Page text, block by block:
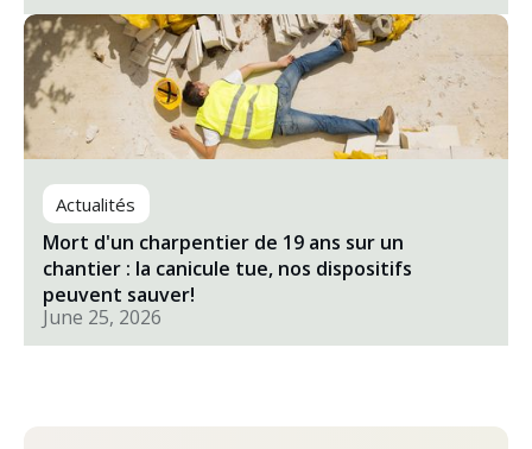
Actualités
Mort d'un charpentier de 19 ans sur un
chantier : la canicule tue, nos dispositifs
peuvent sauver!
June 25, 2026